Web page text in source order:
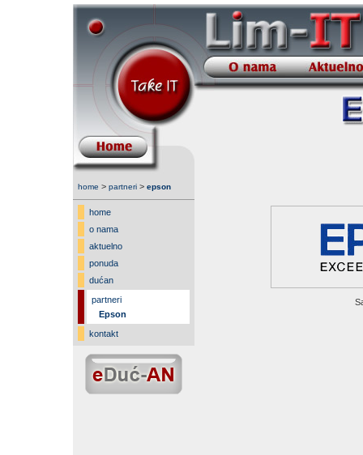
home > partneri > epson
home
o nama
aktuelno
ponuda
dućan
partneri
Epson
kontakt